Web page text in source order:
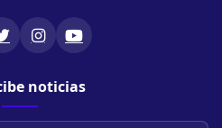
noticias